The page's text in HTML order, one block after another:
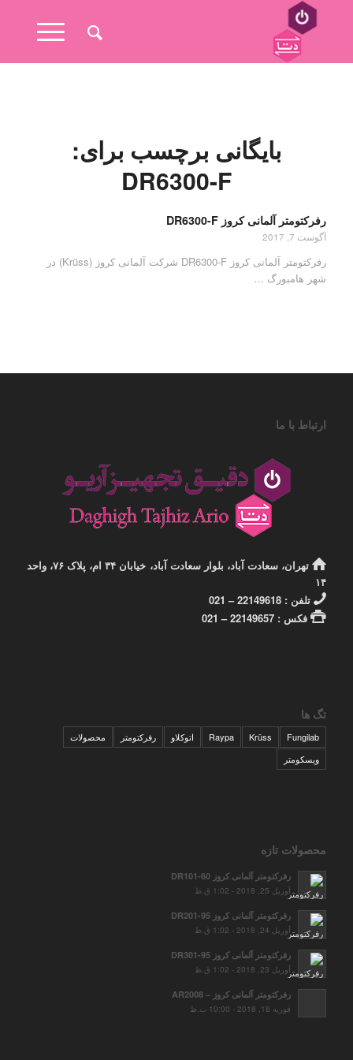
بایگانی برچسب برای:
DR6300-F
رفرکتومتر آلمانی کروز DR6300-F
آگوست 7, 2017
رفرکتومتر آلمانی کروز DR6300-F شرکت آلمانی کروز (Krüss) در
شهر هامبورگ …
ارتباط با ما
تهران، سعادت آباد، بلوار سعادت آباد، خیابان ۳۴ ام، پلاک ۷۶، واحد
۱۴
تلفن : 22149618 – 021
فکس : 22149657 – 021
تگ ها
Fungilab
Krüss
Raypa اتوکلاو رفرکتومتر
محصولات
ویسکومتر
محصولات تازه
رفرکتومتر آلمانی کروز DR101-60
آوریل 25, 2018 - 1:02 ق.ظ
رفرکتومتر آلمانی کروز DR201-95
آوریل 24, 2018 - 1:02 ق.ظ
رفرکتومتر آلمانی کروز DR301-95
آوریل 23, 2018 - 1:02 ق.ظ
رفرکتومتر آلمانی کروز – AR2008
فوریه 18, 2018 - 10:00 ب.ظ